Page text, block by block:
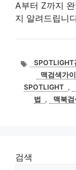
A부터 Z까지
지 알려드립니
태SPOTLIGHT
맥검색가
SPOTLIGHT ,
법
, 맥북검
검색